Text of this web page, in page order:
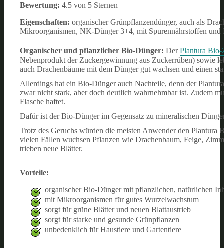
Bewertung: 4.5 von 5 Sternen
Eigenschaften: organischer Grünpflanzendünger, auch als
Mikroorganismen, NK-Dünger 3+4, mit Spurennährstoffen und
Organischer und pflanzlicher Bio-Dünger: DerPlantura
Nebenprodukt der Zuckergewinnung aus Zuckerrüben) sowie
auch Drachenbäume mit dem Dünger gut wachsen und einen
Allerdings hat ein Bio-Dünger auch Nachteile, denn der
zwar nicht stark, aber doch deutlich wahrnehmbar ist. Zudem
Flasche haftet.
Dafür ist der Bio-Dünger im Gegensatz zu mineralischen
Trotz des Geruchs würden die meisten Anwender den
vielen Fällen wuchsen Pflanzen wie Drachenbaum, Feige,
trieben neue Blätter.
Vorteile:
organischer Bio-Dünger mit pflanzlichen, natürlichen
mit Mikroorganismen für gutes Wurzelwachstum
sorgt für grüne Blätter und neuen Blattaustrieb
sorgt für starke und gesunde Grünpflanzen
unbedenklich für Haustiere und Gartentiere